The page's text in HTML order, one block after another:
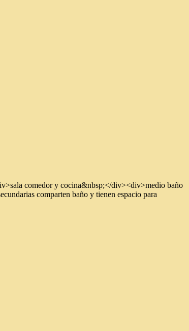
comedor y cocina&nbsp;</div><div>medio baño
comparten baño y tienen espacio para